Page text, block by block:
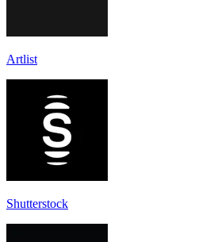
Artlist
Shutterstock